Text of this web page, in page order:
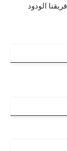
الودود